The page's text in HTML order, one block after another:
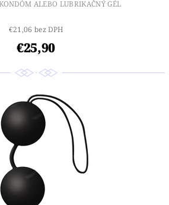
ALEBO LUBRIKAČNÝ GÉL
€21,06 bez DPH
€25,90